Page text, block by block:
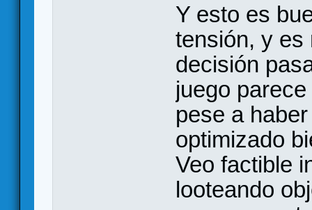
Y esto es
tensión, y es
decisión
juego
pese a
optimizado
Veo factible
looteando